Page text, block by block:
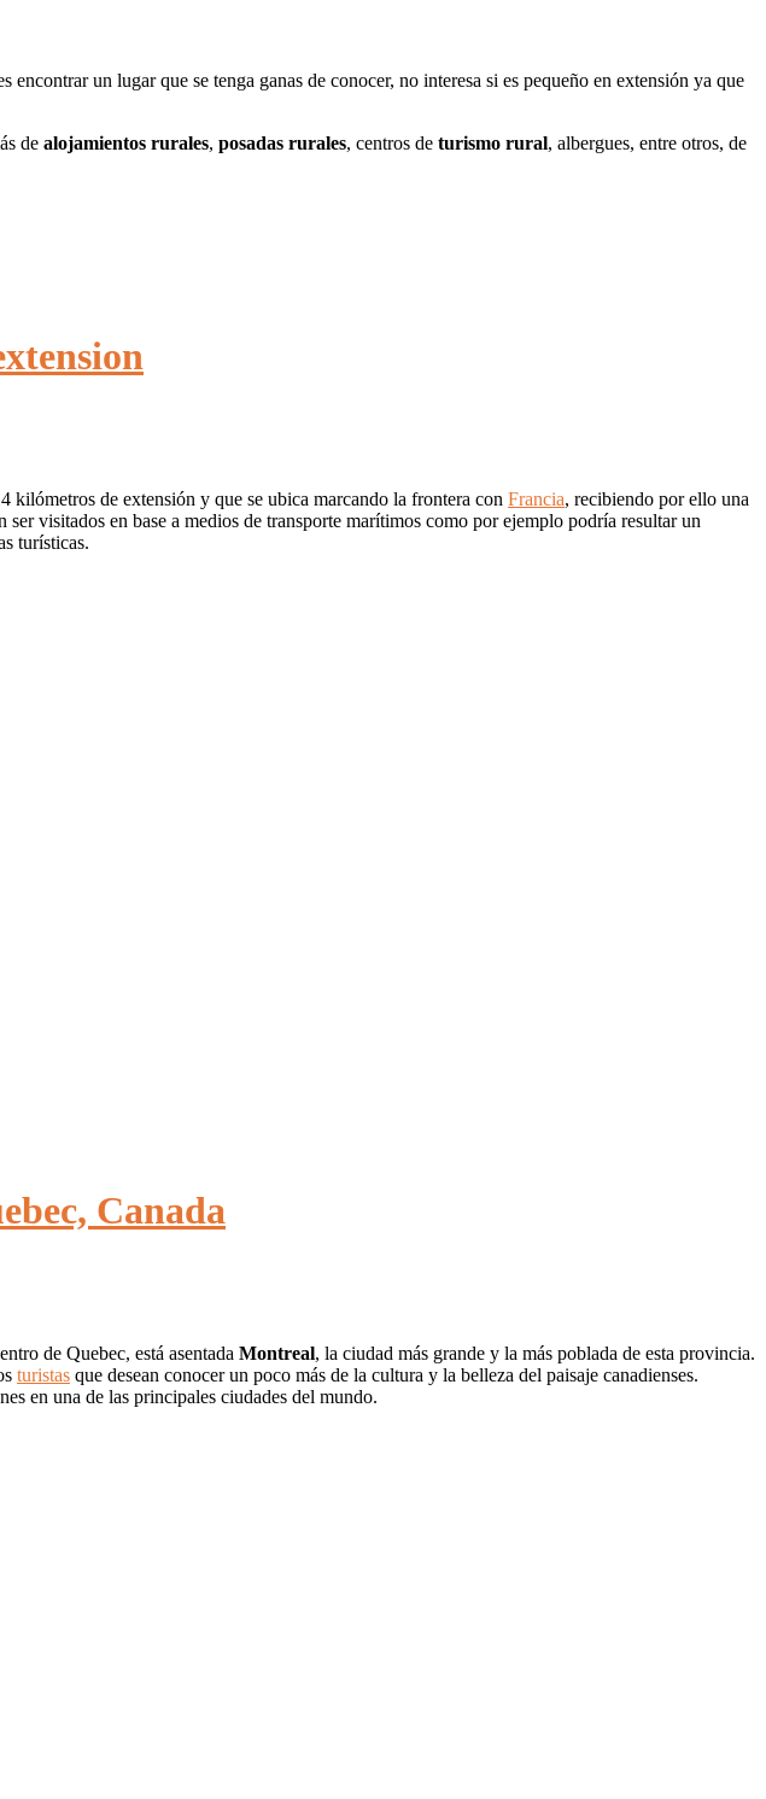
encontrar un lugar que se tenga ganas de conocer, no interesa si es pequeño en extensión ya que
de alojamientos rurales, posadas rurales, centros de turismo rural, albergues, entre otros, de
kilómetros de extensión y que se ubica marcando la frontera con Francia, recibiendo por ello una
ser visitados en base a medios de transporte marítimos como por ejemplo podría resultar un
turísticas.
Canada
de Quebec, está asentada Montreal, la ciudad más grande y la más poblada de esta provincia.
turistas que desean conocer un poco más de la cultura y la belleza del paisaje canadienses.
en una de las principales ciudades del mundo.